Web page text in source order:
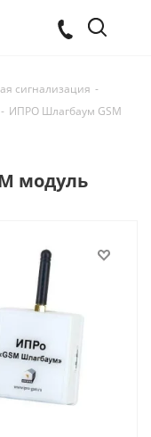
сигнализация -
- ИПРО Шлагбаум GSM
модуль